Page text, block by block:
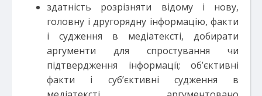
здатність розрізняти відому і нову,
головну і другорядну інформацію, факти
і судження в медіатексті, добирати
аргументи для спростування чи
підтвердження інформації; об’єктивні
факти і суб’єктивні судження в